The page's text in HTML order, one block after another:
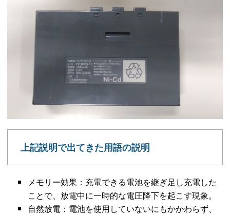
上記説明で出てきた用語の説明
メモリー効果：充電できる電池を継ぎ足し充電した
ことで、放電中に一時的な電圧降下を起こす現象。
自然放電：電池を使用していないにもかかわらず、